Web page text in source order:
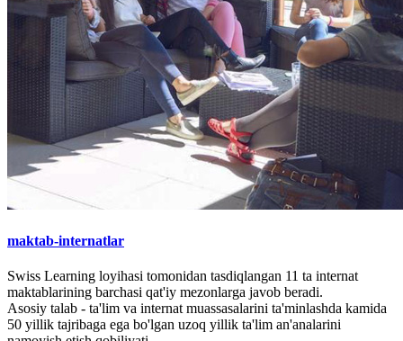
maktab-internatlar
Swiss Learning loyihasi tomonidan tasdiqlangan 11 ta internat
maktablarining barchasi qat'iy mezonlarga javob beradi.
Asosiy talab - ta'lim va internat muassasalarini ta'minlashda kamida
50 yillik tajribaga ega bo'lgan uzoq yillik ta'lim an'analarini